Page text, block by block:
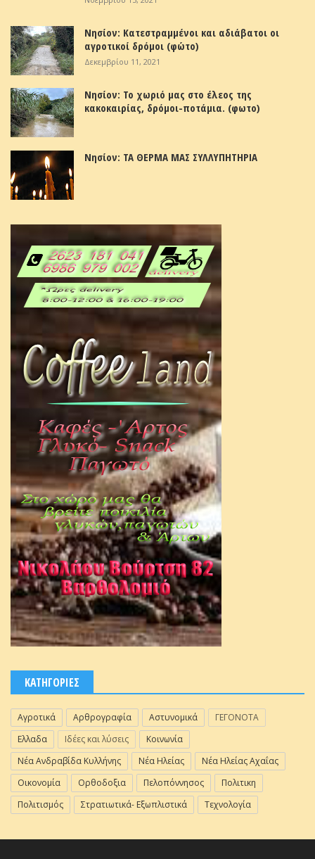
Νησίον: Κατεστραμμένοι και αδιάβατοι οι
αγροτικοί δρόμοι (φώτο)
Δεκεμβρίου 11, 2021
Νησίον: Το χωριό μας στο έλεος της
κακοκαιρίας, δρόμοι-ποτάμια. (φωτο)
Νησίον: ΤΑ ΘΕΡΜΑ ΜΑΣ ΣΥΛΛΥΠΗΤΗΡΙΑ
ΚΑΤΗΓΟΡΙΕΣ
Αγροτικά Αρθρογραφία Αστυνομικά
ΓΕΓΟΝΟΤΑ
Ελλαδα
Ιδέες και λύσεις
Κοινωνία
Νέα Ανδραβίδα Κυλλήνης
Νέα Ηλείας
Νέα Ηλείας Αχαΐας
Οικονομία
Ορθοδοξια Πελοπόννησος
Πολιτικη
Πολιτισμός
Στρατιωτικά- Εξωπλιστικά Τεχνολογία